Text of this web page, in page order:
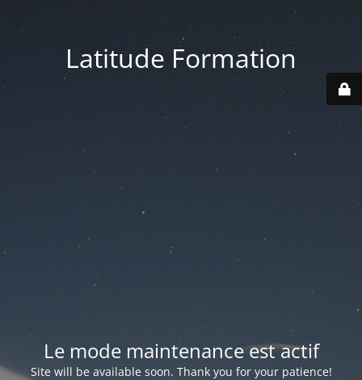
Latitude Formation
Le mode maintenance est actif
Site will be available soon. Thank you for your patience!